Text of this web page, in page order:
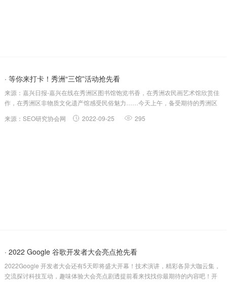
· 等你来打卡！秀洲“三馆”活动抢先看
来源：嘉兴日报-嘉兴在线在秀洲区图书馆饱览书香，在秀洲农民画艺术馆欣赏佳
作，在秀洲区非物质文化遗产馆感受民俗魅力……今天上午，备受期待的秀洲区
再添“浓墨重彩”。秀洲区图书馆秀洲区图书馆建筑面积约1.2万平方米，总藏书规
来源：SEO研究协会网 2022-09-25 295
· 2022 Google 谷歌开发者大会亮点抢先看
2022Google 开发者大会还有5天即将盛大开幕！技术演讲，精彩各异大咖云集，
交流探讨科技互动，趣味体验大会亮点剧透提前看来找找你最期待的内容吧！开